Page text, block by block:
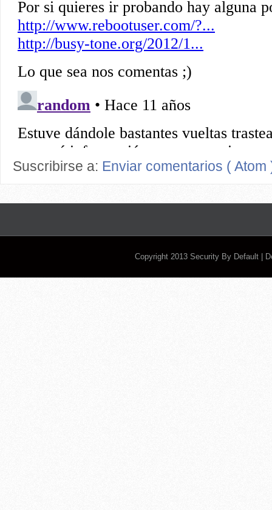
Suscribirse a: Enviar comentarios ( Atom
Copyright 2013 Security By Default |